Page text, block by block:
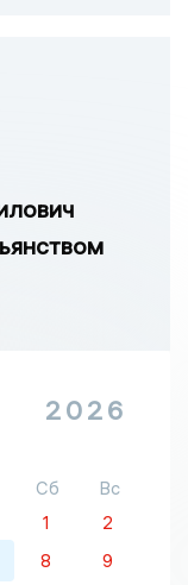
2026
Сб
Вс
1
2
8
9